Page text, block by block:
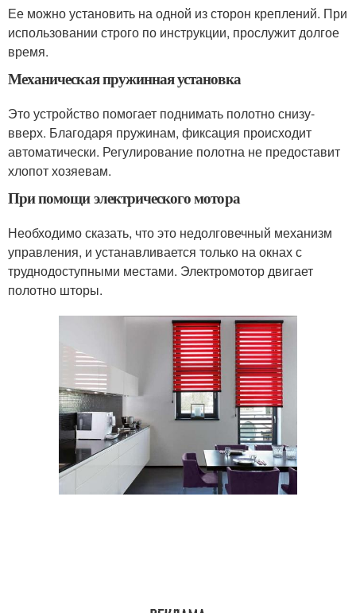
Ее можно установить на одной из сторон креплений. При
использовании строго по инструкции, прослужит долгое
время.
Механическая пружинная установка
Это устройство помогает поднимать полотно снизу-
вверх. Благодаря пружинам, фиксация происходит
автоматически. Регулирование полотна не предоставит
хлопот хозяевам.
При помощи электрического мотора
Необходимо сказать, что это недолговечный механизм
управления, и устанавливается только на окнах с
труднодоступными местами. Электромотор двигает
полотно шторы.